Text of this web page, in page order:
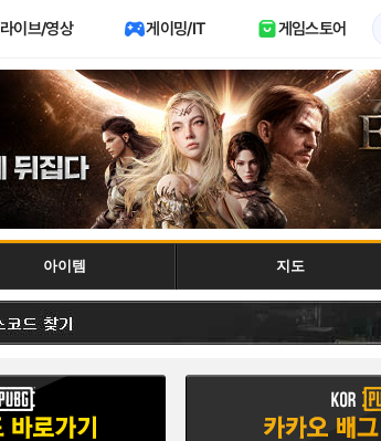
라이브/영상 게이밍/IT 게임스토어
아이템 지도